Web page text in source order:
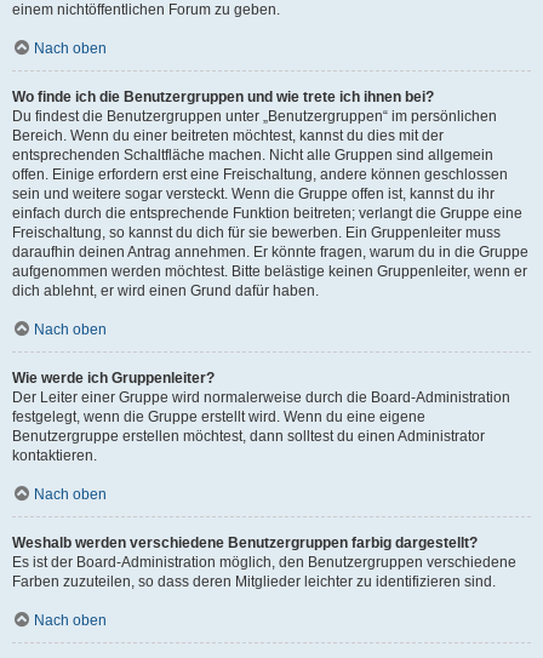
einem nichtöffentlichen Forum zu geben.
Nach oben
Wo finde ich die Benutzergruppen und wie trete ich ihnen bei?
Du findest die Benutzergruppen unter „Benutzergruppen“ im persönlichen
Bereich. Wenn du einer beitreten möchtest, kannst du dies mit der
entsprechenden Schaltfläche machen. Nicht alle Gruppen sind allgemein
offen. Einige erfordern erst eine Freischaltung, andere können geschlossen
sein und weitere sogar versteckt. Wenn die Gruppe offen ist, kannst du ihr
einfach durch die entsprechende Funktion beitreten; verlangt die Gruppe eine
Freischaltung, so kannst du dich für sie bewerben. Ein Gruppenleiter muss
daraufhin deinen Antrag annehmen. Er könnte fragen, warum du in die Gruppe
aufgenommen werden möchtest. Bitte belästige keinen Gruppenleiter, wenn er
dich ablehnt, er wird einen Grund dafür haben.
Nach oben
Wie werde ich Gruppenleiter?
Der Leiter einer Gruppe wird normalerweise durch die Board-Administration
festgelegt, wenn die Gruppe erstellt wird. Wenn du eine eigene
Benutzergruppe erstellen möchtest, dann solltest du einen Administrator
kontaktieren.
Nach oben
Weshalb werden verschiedene Benutzergruppen farbig dargestellt?
Es ist der Board-Administration möglich, den Benutzergruppen verschiedene
Farben zuzuteilen, so dass deren Mitglieder leichter zu identifizieren sind.
Nach oben